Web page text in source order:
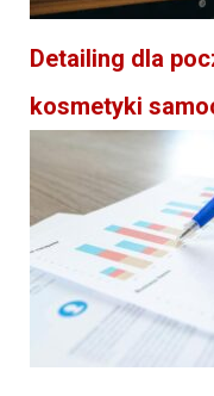
Detailing dla
kosmetyki